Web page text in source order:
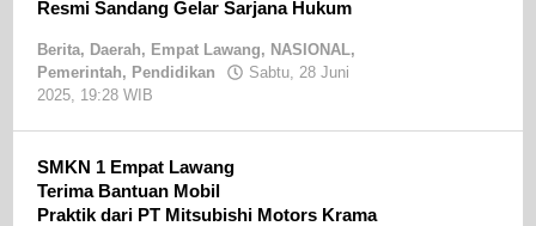
Resmi Sandang Gelar Sarjana Hukum
Berita, Daerah, Empat Lawang, NASIONAL,
Pemerintah, Pendidikan
Sabtu, 28 Juni
2025, 19:28 WIB
SMKN 1 Empat Lawang
Terima Bantuan Mobil
Praktik dari PT Mitsubishi Motors Krama